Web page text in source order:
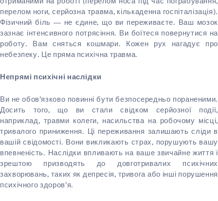
перелом ноги, серйозна травма, кількаденна госпіталізація).
Фізичний біль — не єдине, що ви переживаєте. Ваш мозок
зазнає інтенсивного потрясіння. Ви боїтеся повернутися на
роботу. Вам сняться кошмари. Кожен рух нагадує про
небезпеку. Це пряма психічна травма.
Непрямі психічні наслідки
Ви не обов'язково повинні бути безпосередньо пораненими.
Досить того, що ви стали свідком серйозної події,
наприклад, травми колеги, насильства на робочому місці,
тривалого приниження. Ці переживання залишають сліди в
вашій свідомості. Вони викликають страх, порушують вашу
впевненість. Наслідки впливають на ваше звичайне життя і
зрештою призводять до довготривалих психічних
захворювань, таких як депресія, тривога або інші порушення
психічного здоров'я.